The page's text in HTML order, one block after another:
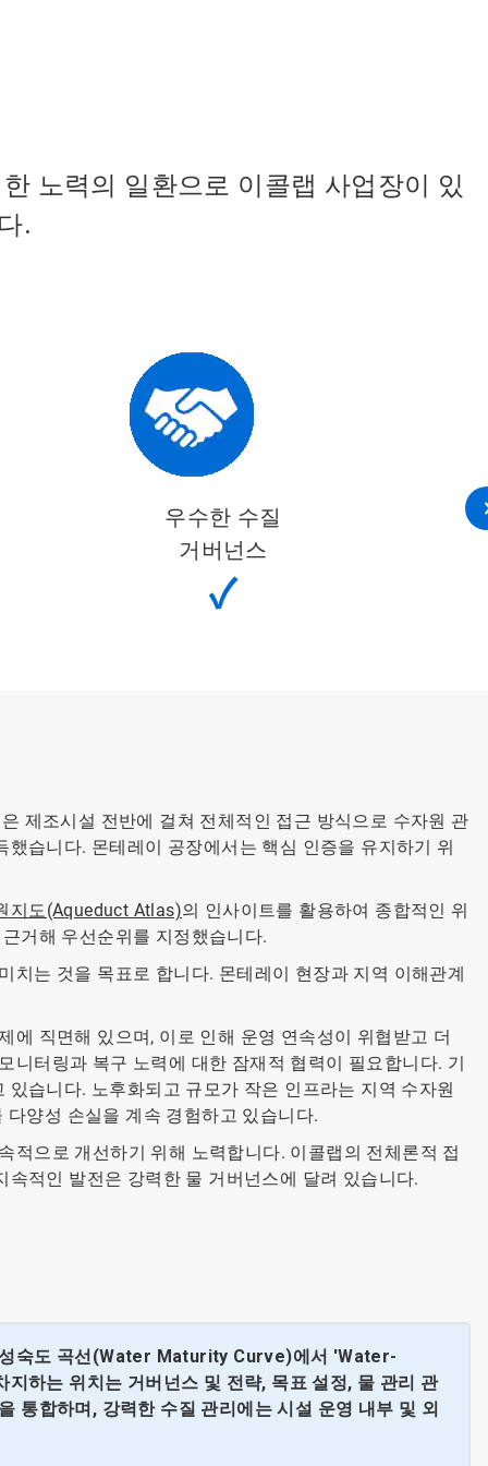
노력의 일환으로 이콜랩 사업장이 있
.
우수한 수질
거버넌스
✓
제조시설 전반에 걸쳐 전체적인 접근 방식으로 수자원 관
습니다. 몬테레이 공장에서는 핵심 인증을 유지하기 위
지도(Aqueduct Atlas)의 인사이트를 활용하여 종합적인 위
거해 우선순위를 지정했습니다.
는 것을 목표로 합니다. 몬테레이 현장과 지역 이해관계
직면해 있으며, 이로 인해 운영 연속성이 위협받고 더
터링과 복구 노력에 대한 잠재적 협력이 필요합니다. 기
습니다. 노후화되고 규모가 작은 인프라는 지역 수자원
양성 손실을 계속 경험하고 있습니다.
적으로 개선하기 위해 노력합니다. 이콜랩의 전체론적 접
적인 발전은 강력한 물 거버넌스에 달려 있습니다.
성숙도 곡선(Water Maturity Curve)에서 'Water-
하는 위치는 거버넌스 및 전략, 목표 설정, 물 관리 관
통합하며, 강력한 수질 관리에는 시설 운영 내부 및 외